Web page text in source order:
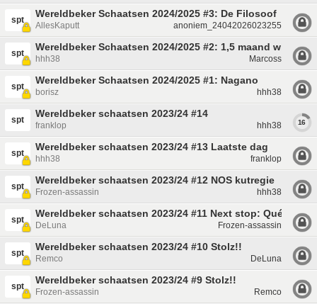
spt
Wereldbeker Schaatsen 2024/2025 #3: De Filosoof
AllesKaputt anoniem_24042026023255
spt
Wereldbeker Schaatsen 2024/2025 #2: 1,5 maand
hhh38 Marcoss
spt
Wereldbeker Schaatsen 2024/2025 #1: Nagano
borisz hhh38
spt
Wereldbeker schaatsen 2023/24 #14
franklop hhh38 16
spt
Wereldbeker schaatsen 2023/24 #13 Laatste dag
hhh38 franklop
spt
Wereldbeker schaatsen 2023/24 #12 NOS kutregie
Frozen-assassin hhh38
spt
Wereldbeker schaatsen 2023/24 #11 Next stop: Québec
DeLuna Frozen-assassin
spt
Wereldbeker schaatsen 2023/24 #10 Stolz!!
Remco DeLuna
spt
Wereldbeker schaatsen 2023/24 #9 Stolz!!
Frozen-assassin Remco